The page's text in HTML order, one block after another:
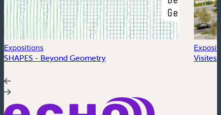
Expositions
SHAPES - Beyond Geometry Visites